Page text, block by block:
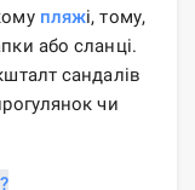
пляжі, тому,
або сланці.
сандалів
чи